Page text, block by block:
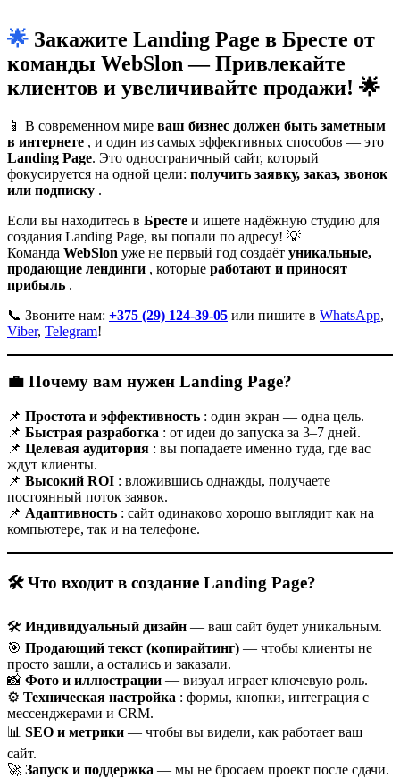
🌟 Закажите Landing Page в Бресте от
команды WebSlon — Привлекайте
клиентов и увеличивайте продажи! 🌟
📱 В современном мире ваш бизнес должен быть заметным
в интернете , и один из самых эффективных способов — это
Landing Page. Это одностраничный сайт, который
фокусируется на одной цели: получить заявку, заказ, звонок
или подписку .
Если вы находитесь в Бресте и ищете надёжную студию для
создания Landing Page, вы попали по адресу! 💡
Команда WebSlon уже не первый год создаёт уникальные,
продающие лендинги , которые работают и приносят
прибыль .
📞 Звоните нам: +375 (29) 124-39-05 или пишите в WhatsApp,
Viber, Telegram!
💼 Почему вам нужен Landing Page?
📌 Простота и эффективность : один экран — одна цель.
📌 Быстрая разработка : от идеи до запуска за 3–7 дней.
📌 Целевая аудитория : вы попадаете именно туда, где вас
ждут клиенты.
📌 Высокий ROI : вложившись однажды, получаете
постоянный поток заявок.
📌 Адаптивность : сайт одинаково хорошо выглядит как на
компьютере, так и на телефоне.
🛠️ Что входит в создание Landing Page?
🛠️ Индивидуальный дизайн — ваш сайт будет уникальным.
🎯 Продающий текст (копирайтинг) — чтобы клиенты не
просто зашли, а остались и заказали.
📸 Фото и иллюстрации — визуал играет ключевую роль.
⚙️ Техническая настройка : формы, кнопки, интеграция с
мессенджерами и CRM.
📊 SEO и метрики — чтобы вы видели, как работает ваш
сайт.
🚀 Запуск и поддержка — мы не бросаем проект после сдачи.